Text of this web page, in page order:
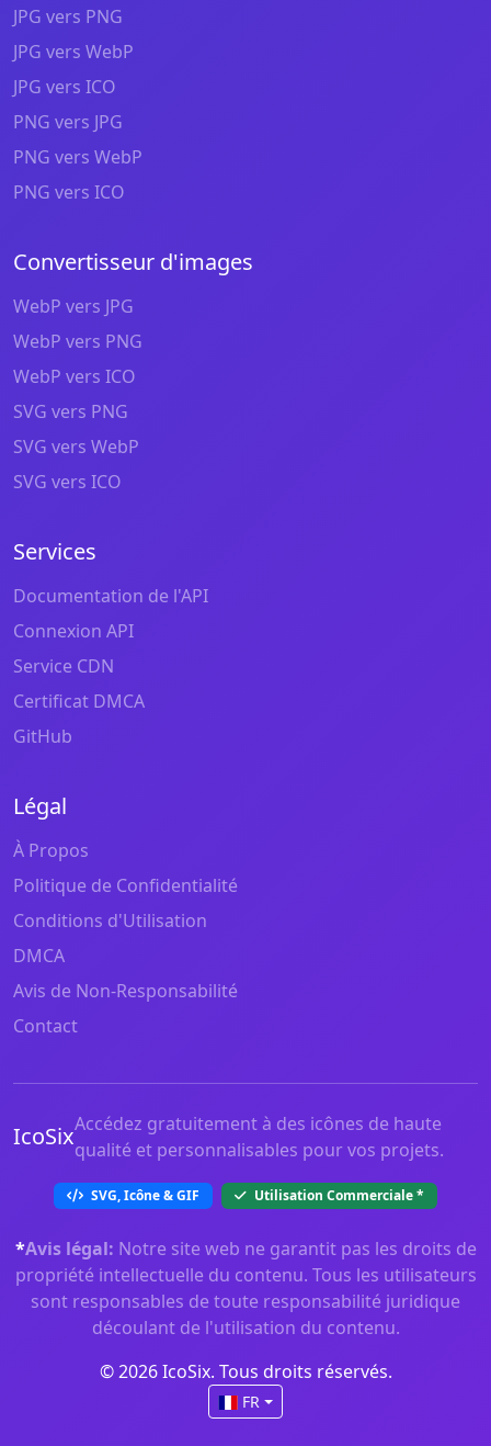
JPG vers PNG
JPG vers WebP
JPG vers ICO
PNG vers JPG
PNG vers WebP
PNG vers ICO
Convertisseur d'images
WebP vers JPG
WebP vers PNG
WebP vers ICO
SVG vers PNG
SVG vers WebP
SVG vers ICO
Services
Documentation de l'API
Connexion API
Service CDN
Certificat DMCA
GitHub
Légal
À Propos
Politique de Confidentialité
Conditions d'Utilisation
DMCA
Avis de Non-Responsabilité
Contact
IcoSixAccédez gratuitement à des icônes de haute
qualité et personnalisables pour vos projets.
SVG, Icône & GIF Utilisation Commerciale*
*Avis légal: Notre site web ne garantit pas les droits de
propriété intellectuelle du contenu. Tous les utilisateurs
sont responsables de toute responsabilité juridique
découlant de l'utilisation du contenu.
© 2026 IcoSix. Tous droits réservés.
FR